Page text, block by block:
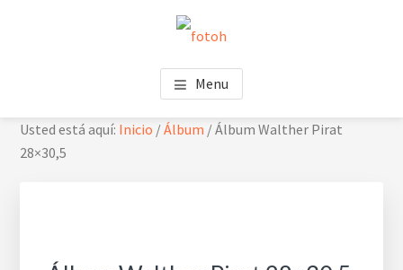
Menu
Usted está aquí: Inicio /Álbum /Álbum Walther Pirat
28×30,5